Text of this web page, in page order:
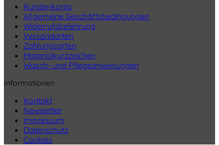
Kundenkonto
Allgemeine Geschäftsbedingungen
Widerrufsbelehrung
Versandarten
Zahlungsarten
Materialkurzzeichen
Wasch- und Pflegeanweisungen
Informationen
Kontakt
Newsletter
Impressum
Datenschutz
Cookies